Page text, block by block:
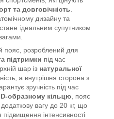
та довговічність
дизайну та
ідеальним супутником
пояс, розроблений для
підтримки під час
шар із натуральної
а внутрішня сторона з
зручність під час
D-образному кільцю , пояс
вагу до 20 кг, що
інтенсивності